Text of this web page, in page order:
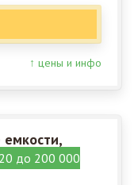
↑ цены и инфо
емкости,
до 200 000